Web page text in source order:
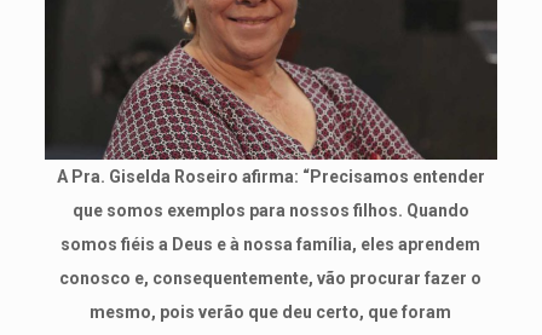
A Pra. Giselda Roseiro afirma: “Precisamos entender
que somos exemplos para nossos filhos. Quando
somos fiéis a Deus e à nossa família, eles aprendem
conosco e, consequentemente, vão procurar fazer o
mesmo, pois verão que deu certo, que foram